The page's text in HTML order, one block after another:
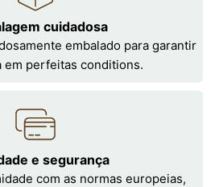
cuidadosa
embalado para garantir
em perfeitas conditions.
e segurança
com as normas europeias,